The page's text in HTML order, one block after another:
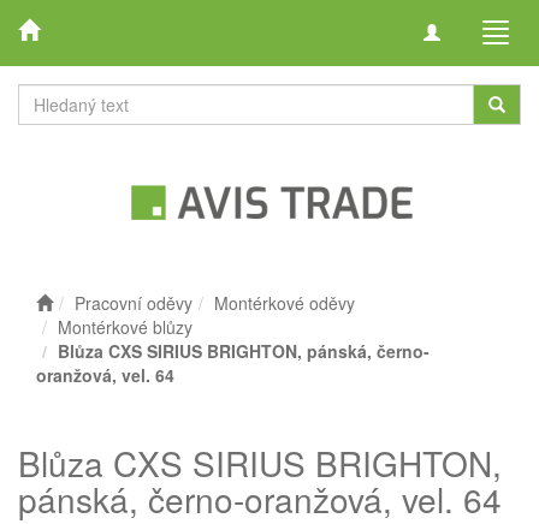
Toggle
Pracovní oděvy
Montérkové oděvy
Montérkové blůzy
Blůza CXS SIRIUS BRIGHTON, pánská, černo-
oranžová, vel. 64
Blůza CXS SIRIUS BRIGHTON,
pánská, černo-oranžová, vel. 64